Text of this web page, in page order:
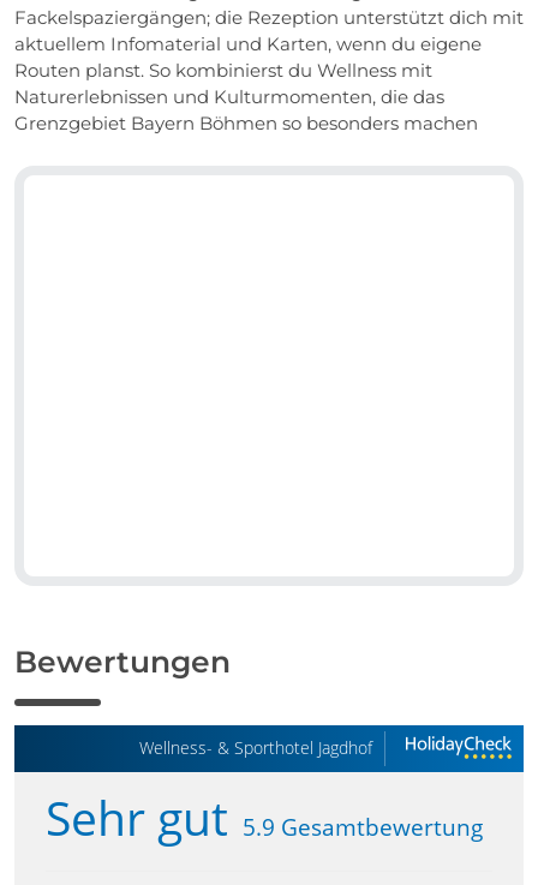
Fackelspaziergängen; die Rezeption unterstützt dich mit
aktuellem Infomaterial und Karten, wenn du eigene
Routen planst. So kombinierst du Wellness mit
Naturerlebnissen und Kulturmomenten, die das
Grenzgebiet Bayern Böhmen so besonders machen
Bewertungen
Wellness- & Sporthotel Jagdhof
Sehr gut 5.9 Gesamtbewertung